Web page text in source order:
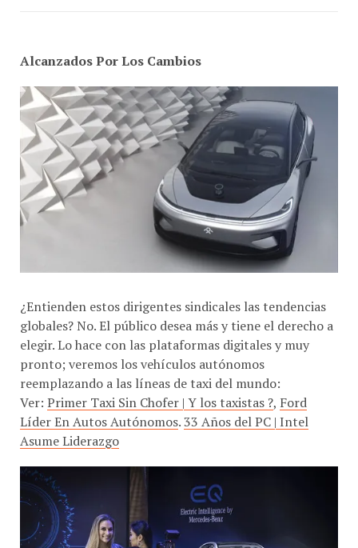
globales? No. El público desea más y tiene el derecho a
elegir. Lo hace con las plataformas digitales y muy
pronto; veremos los vehículos autónomos
reemplazando a las líneas de taxi del mundo:
Ver:Primer Taxi Sin Chofer | Y los taxistas ?,
Líder En Autos Autónomos.33 Años del PC | Intel
Asume Liderazgo